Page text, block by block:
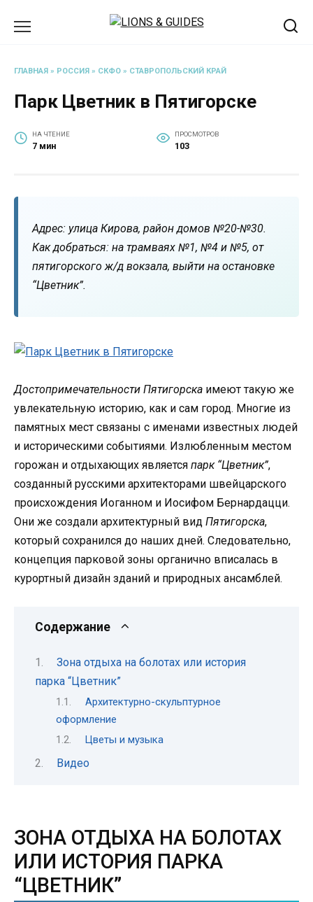
ГЛАВНАЯ » РОССИЯ » СКФО » СТАВРОПОЛЬСКИЙ КРАЙ
Парк Цветник в Пятигорске
НА ЧТЕНИЕ
7 мин
ПРОСМОТРОВ
103
Адрес: улица Кирова, район домов №20-№30.
Как добраться: на трамваях №1, №4 и №5, от
пятигорского ж/д вокзала, выйти на остановке
“Цветник”.
Достопримечательности Пятигорска имеют такую же
увлекательную историю, как и сам город. Многие из
памятных мест связаны с именами известных людей
и историческими событиями. Излюбленным местом
горожан и отдыхающих является парк “Цветник”,
созданный русскими архитекторами швейцарского
происхождения Иоганном и Иосифом Бернардацци.
Они же создали архитектурный вид Пятигорска,
который сохранился до наших дней. Следовательно,
концепция парковой зоны органично вписалась в
курортный дизайн зданий и природных ансамблей.
Содержание
Зона отдыха на болотах или история
парка “Цветник”
Архитектурно-скульптурное
оформление
Цветы и музыка
Видео
ЗОНА ОТДЫХА НА БОЛОТАХ
ИЛИ ИСТОРИЯ ПАРКА
“ЦВЕТНИК”